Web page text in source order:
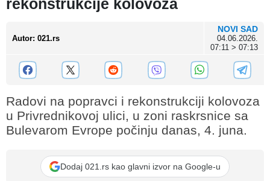
rekonstrukcije kolovoza
Autor: 021.rs
NOVI SAD
04.06.2026.
07:11 > 07:13
Radovi na popravci i rekonstrukciji kolovoza
u Privrednikovoj ulici, u zoni raskrsnice sa
Bulevarom Evrope počinju danas, 4. juna.
Dodaj 021.rs kao glavni izvor na Google-u